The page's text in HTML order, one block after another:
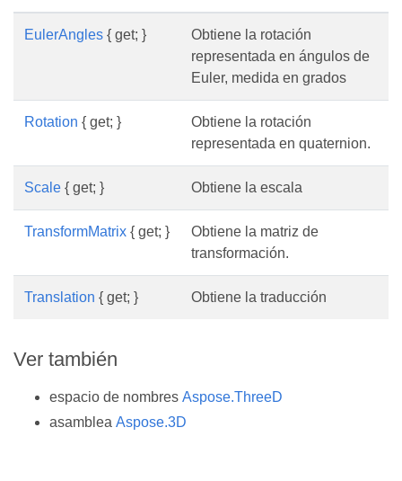
EulerAngles { get; }
Obtiene la rotación
representada en ángulos de
Euler, medida en grados
Rotation { get; }
Obtiene la rotación
representada en quaternion.
Scale { get; } Obtiene la escala
TransformMatrix { get; }
Obtiene la matriz de
transformación.
Translation { get; } Obtiene la traducción
Ver también
espacio de nombres Aspose.ThreeD
asamblea Aspose.3D